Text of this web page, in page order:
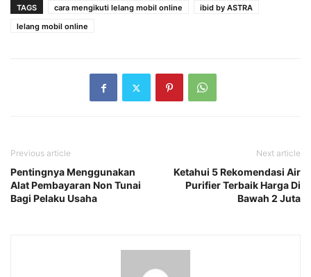
TAGS cara mengikuti lelang mobil online
ibid by ASTRA
lelang mobil online
Previous article
Pentingnya Menggunakan
Alat Pembayaran Non Tunai
Bagi Pelaku Usaha
Next article
Ketahui 5 Rekomendasi Air
Purifier Terbaik Harga Di
Bawah 2 Juta